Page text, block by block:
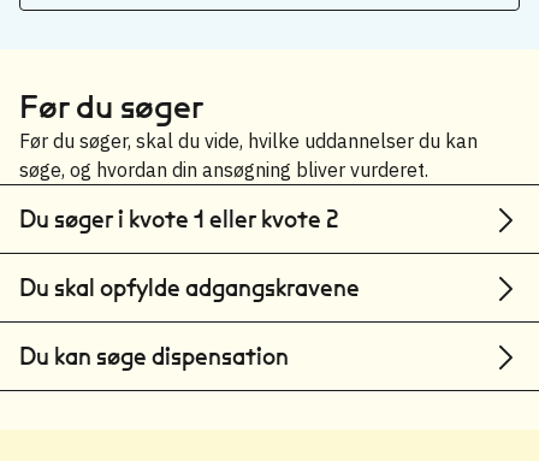
Før du søger
Før du søger, skal du vide, hvilke uddannelser du kan
søge, og hvordan din ansøgning bliver vurderet.
Du søger i kvote 1 eller kvote 2
Du skal opfylde adgangskravene
Du kan søge dispensation